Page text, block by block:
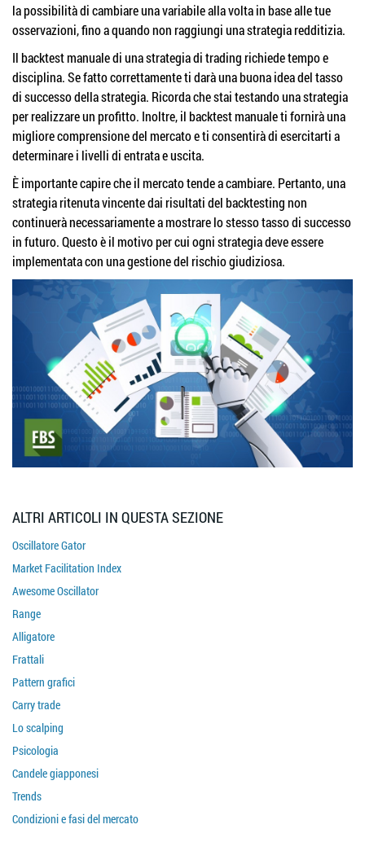
la possibilità di cambiare una variabile alla volta in base alle tue
osservazioni, fino a quando non raggiungi una strategia redditizia.
Il backtest manuale di una strategia di trading richiede tempo e
disciplina. Se fatto correttamente ti darà una buona idea del tasso
di successo della strategia. Ricorda che stai testando una strategia
per realizzare un profitto. Inoltre, il backtest manuale ti fornirà una
migliore comprensione del mercato e ti consentirà di esercitarti a
determinare i livelli di entrata e uscita.
È importante capire che il mercato tende a cambiare. Pertanto, una
strategia ritenuta vincente dai risultati del backtesting non
continuerà necessariamente a mostrare lo stesso tasso di successo
in futuro. Questo è il motivo per cui ogni strategia deve essere
implementata con una gestione del rischio giudiziosa.
ALTRI ARTICOLI IN QUESTA SEZIONE
Oscillatore Gator
Market Facilitation Index
Awesome Oscillator
Range
Alligatore
Frattali
Pattern grafici
Carry trade
Lo scalping
Psicologia
Candele giapponesi
Trends
Condizioni e fasi del mercato